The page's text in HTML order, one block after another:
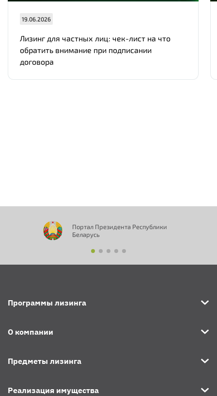
19.06.2026
Лизинг для частных лиц: чек-лист на что
обратить внимание при подписании
договора
Портал Президента Республики
Беларусь
Программы лизинга
О компании
Предметы лизинга
Реализация имущества